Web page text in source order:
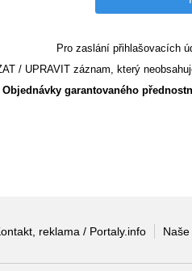
Pro zaslání přihlašovacích
/ UPRAVIT záznam, který
Objednávky garantovaného
reklama / Portaly.info